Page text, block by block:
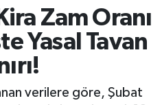
Zam Oranı
Yasal Tavan
verilere göre, Şubat